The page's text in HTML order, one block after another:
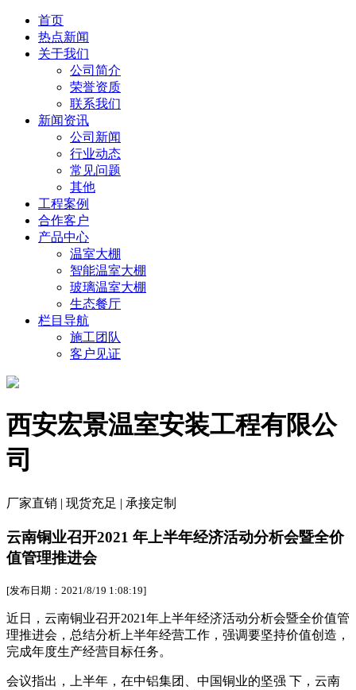
首页
热点新闻
关于我们
公司简介
荣誉资质
联系我们
新闻资讯
公司新闻
行业动态
常见问题
其他
工程案例
合作客户
产品中心
温室大棚
智能温室大棚
玻璃温室大棚
生态餐厅
栏目导航
施工团队
客户见证
西安宏景温室安装工程有限公
司
厂家直销 | 现货充足 | 承接定制
云南铜业召开2021 年上半年经济活动分析会暨全价
值管理推进会
[发布日期：2021/8/19 1:08:19]
近日，云南铜业召开2021年上半年经济活动分析会暨全价值管
理推进会，总结分析上半年经营工作，强调要坚持价值创造，
完成年度生产经营目标任务。
会议指出，上半年，在中铝集团、中国铜业的坚强 下，云南